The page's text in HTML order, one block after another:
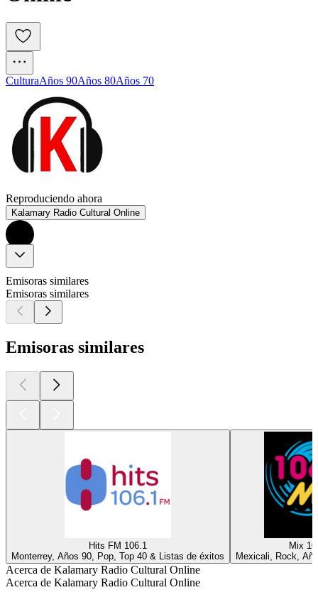
CulturaAños 90Años 80Años 70
Reproduciendo ahora
Kalamary Radio Cultural Online
Emisoras similares
Emisoras similares
Emisoras similares
Hits FM 106.1
Monterrey, Años 90, Pop, Top 40 & Listas de éxitos
Mix
Mexicali, Rock,
Acerca de Kalamary Radio Cultural Online
Acerca de Kalamary Radio Cultural Online